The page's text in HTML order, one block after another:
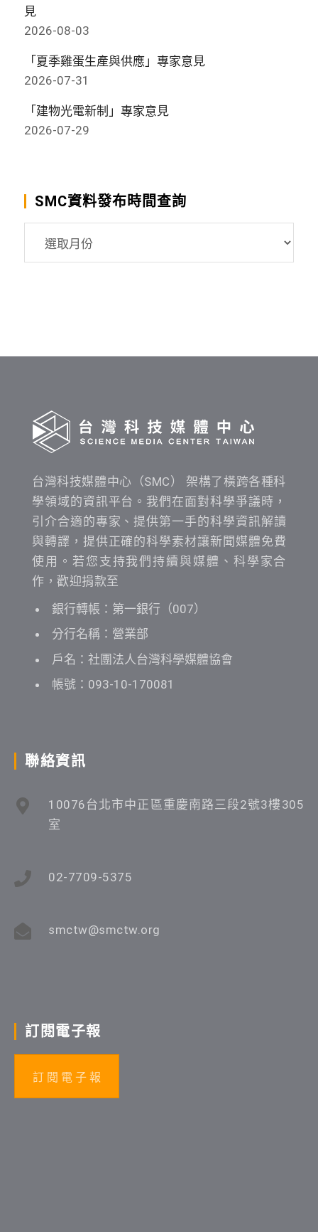
見
2026-08-03
「夏季雞蛋生產與供應」專家意見
2026-07-31
「建物光電新制」專家意見
2026-07-29
SMC資料發布時間查詢
台灣科技媒體中心（SMC） 架構了橫跨各種科
學領域的資訊平台。我們在面對科學爭議時，
引介合適的專家、提供第一手的科學資訊解讀
與轉譯，提供正確的科學素材讓新聞媒體免費
使用。若您支持我們持續與媒體、科學家合
作，歡迎捐款至
銀行轉帳：第一銀行（007）
分行名稱：營業部
戶名：社團法人台灣科學媒體協會
帳號：093-10-170081
聯絡資訊
10076台北市中正區重慶南路三段2號3樓305
室
02-7709-5375
smctw@smctw.org
訂閱電子報
訂 閱 電 子 報